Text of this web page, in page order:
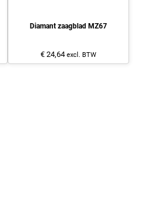
Diamant zaagblad MZ67
€ 24,64 excl. BTW